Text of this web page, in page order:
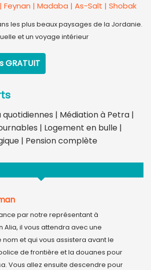
| Feynan | Madaba | As-Salt | Shobak
les plus beaux paysages de la Jordanie.
et un voyage intérieur
GRATUIT
quotidiennes | Médiation à Petra |
| Logement en bulle |
| Pension complète
par notre représentant à
Alia, il vous attendra avec une
et qui vous assistera avant le
de frontière et la douanes pour
Vous allez ensuite descendre pour